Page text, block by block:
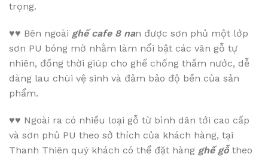
trọng.
♥♥ Bên ngoài ghế cafe 8 nan được sơn phủ một lớp
sơn PU bóng mờ nhằm làm nổi bật các vân gỗ tự
nhiên, đồng thời giúp cho ghế chống thấm nước, dễ
dàng lau chùi vệ sinh và đảm bảo độ bền của sản
phẩm.
♥♥ Ngoài ra có nhiều loại gỗ từ bình dân tới cao cấp
và sơn phủ PU theo sở thích của khách hàng, tại
Thanh Thiên quý khách có thể đặt hàng ghế gỗ theo